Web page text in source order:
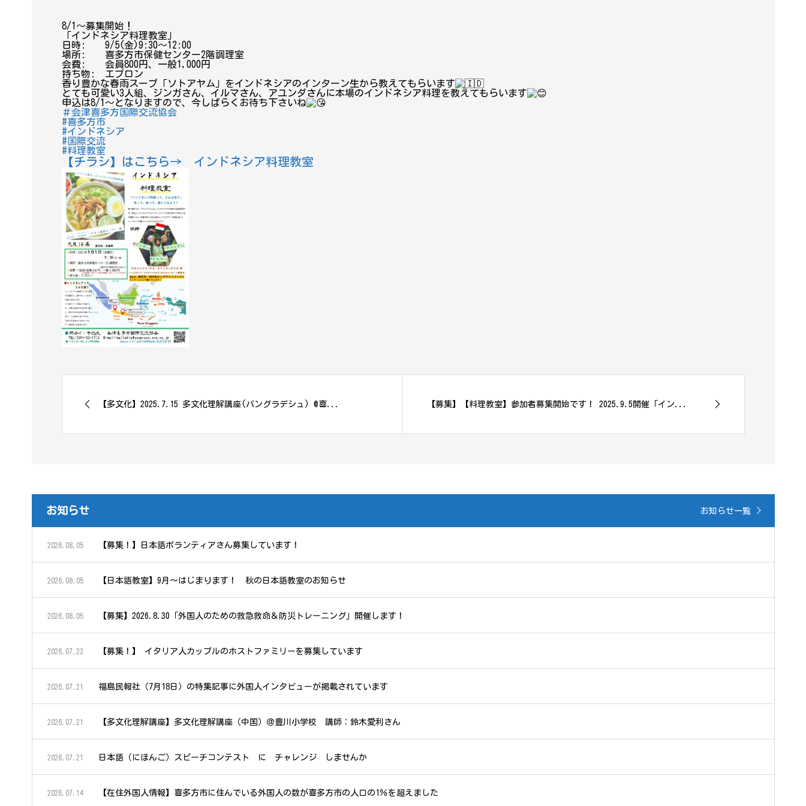
8/1〜募集開始！
「インドネシア料理教室」
日時: 9/5(金)9:30〜12:00
場所: 喜多方市保健センター2階調理室
会費: 会員800円、一般1,000円
持ち物: エプロン
香り豊かな春雨スープ「ソトアヤム」をインドネシアのインターン生から教えてもらいます
とても可愛い3人組、ジンガさん、イルマさん、アユンダさんに本場のインドネシア料理を教えてもらいます
申込は8/1〜となりますので、今しばらくお待ち下さいね
＃会津喜多方国際交流協会
#喜多方市
#インドネシア
#国際交流
#料理教室
【チラシ】はこちら→ インドネシア料理教室
【多文化】2025.7.15 多文化理解講座(バングラデシュ) @喜... 【募集】【料理教室】参加者募集開始です！ 2025.9.5開催「イン...
お知らせ お知らせ一覧
2026.08.05 【募集！】日本語ボランティアさん募集しています！
2026.08.05 【日本語教室】9月～はじまります！ 秋の日本語教室のお知らせ
2026.08.05 【募集】2026.8.30「外国人のための救急救命＆防災トレーニング」開催します！
2026.07.23 【募集！】 イタリア人カップルのホストファミリーを募集しています
2026.07.21 福島民報社（7月18日）の特集記事に外国人インタビューが掲載されています
2026.07.21 【多文化理解講座】多文化理解講座（中国）＠豊川小学校 講師：鈴木愛利さん
2026.07.21 日本語（にほんご）スピーチコンテスト に チャレンジ しませんか
2026.07.14 【在住外国人情報】喜多方市に住んでいる外国人の数が喜多方市の人口の1％を超えました